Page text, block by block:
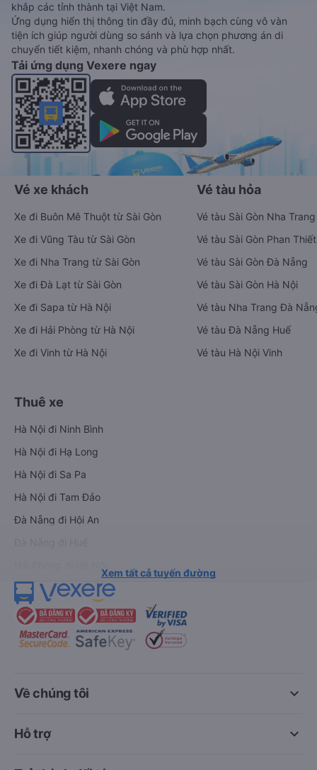
khắp các tỉnh thành tại Việt Nam.
Ứng dụng hiển thị thông tin đầy đủ, minh bạch cùng vô vàn
tiện ích giúp người dùng so sánh và lựa chọn phương án di
chuyển tiết kiệm, nhanh chóng và phù hợp nhất.
Tải ứng dụng Vexere ngay
Vé xe khách
Xe đi Buôn Mê Thuột từ Sài Gòn
Xe đi Vũng Tàu từ Sài Gòn
Xe đi Nha Trang từ Sài Gòn
Xe đi Đà Lạt từ Sài Gòn
Xe đi Sapa từ Hà Nội
Xe đi Hải Phòng từ Hà Nội
Xe đi Vinh từ Hà Nội
Vé tàu hỏa
Vé tàu Sài Gòn Nha Trang
Vé tàu Sài Gòn Phan Thiết
Vé tàu Sài Gòn Đà Nẵng
Vé tàu Sài Gòn Hà Nội
Vé tàu Nha Trang Đà
Vé tàu Đà Nẵng Huế
Vé tàu Hà Nội Vinh
Thuê xe
Hà Nội đi Ninh Bình
Hà Nội đi Hạ Long
Hà Nội đi Sa Pa
Hà Nội đi Tam Đảo
Đà Nẵng đi Hội An
Xem tất cả tuyến đường
keyboard_arrow_down
Về chúng tôi
keyboard_arrow_down
Hỗ trợ